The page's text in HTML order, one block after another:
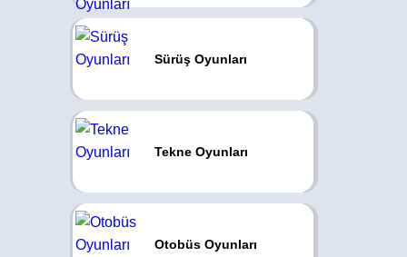
Sürüş Oyunları
Tekne Oyunları
Otobüs Oyunları